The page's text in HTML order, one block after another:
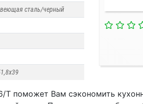
сталь/черный
Т поможет Вам сэкономить